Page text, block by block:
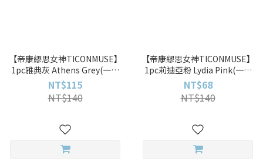
【帝康繆思女神TICONMUSE】
1pc雅典灰 Athens Grey(一片
裝)彩色月拋
NT$115
NT$140
【帝康繆思女神TICONMUSE】
1pc莉迪亞粉 Lydia Pink(一片
裝)彩色月拋
NT$68
NT$140